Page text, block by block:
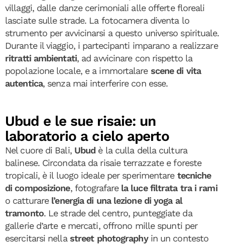
villaggi, dalle danze cerimoniali alle offerte floreali
lasciate sulle strade. La fotocamera diventa lo
strumento per avvicinarsi a questo universo spirituale.
Durante il viaggio, i partecipanti imparano a realizzare
ritratti ambientati, ad avvicinare con rispetto la
popolazione locale, e a immortalare scene di vita
autentica, senza mai interferire con esse.
Ubud e le sue risaie: un
laboratorio a cielo aperto
Nel cuore di Bali, Ubud è la culla della cultura
balinese. Circondata da risaie terrazzate e foreste
tropicali, è il luogo ideale per sperimentare tecniche
di composizione, fotografare la luce filtrata tra i rami
o catturare l’energia di una lezione di yoga al
tramonto. Le strade del centro, punteggiate da
gallerie d’arte e mercati, offrono mille spunti per
esercitarsi nella street photographyin un contesto